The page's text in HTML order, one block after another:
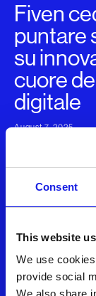
Consent
This website
We use
provide social
We also share
Fiven
puntare
su
cuore
digitale
August 7, 2025
Fiven